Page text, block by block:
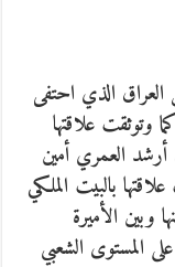
الذي احتفى
وتوثقت علاقتها
أرشد العمري أمين
14 سنة، ترسّخت علاقتها بالبيت الملكي
وبين الأميرة
المستوى الشعبي